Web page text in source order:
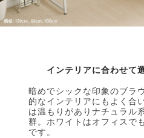
インテリアに合わせて
暗めでシックな印象のブラ
的なインテリアにもよく合
は温もりがありナチュラル
群。ホワイトはオフィスで
です。